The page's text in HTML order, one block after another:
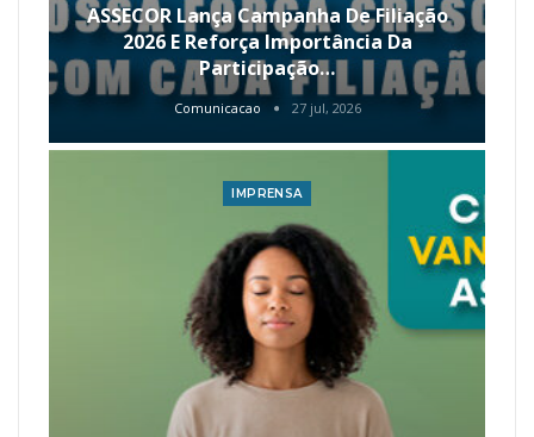
ASSECOR Lança Campanha De Filiação
2026 E Reforça Importância Da
Participação…
Comunicacao 27 jul, 2026
IMPRENSA